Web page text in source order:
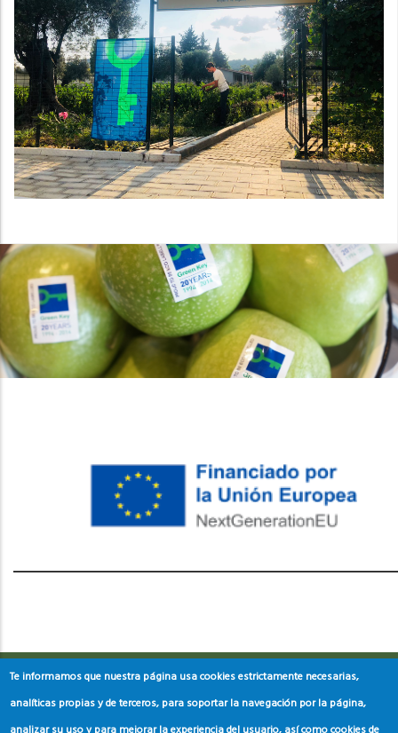
레딧 다운로드coloring pages printableinstagram reels
Te informamos que nuestra página usa cookies estrictamente necesarias,
analíticas propias y de terceros, para soportar la navegación por la página,